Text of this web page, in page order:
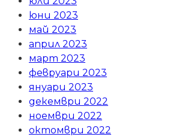
юни 2023
май 2023
април 2023
март 2023
февруари 2023
януари 2023
декември 2022
ноември 2022
октомври 2022